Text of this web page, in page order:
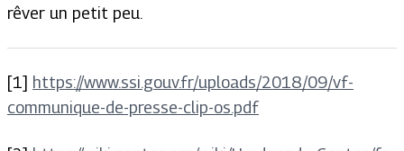
rêver un petit peu.
[1] https://www.ssi.gouv.fr/uploads/2018/09/vf-
communique-de-presse-clip-os.pdf